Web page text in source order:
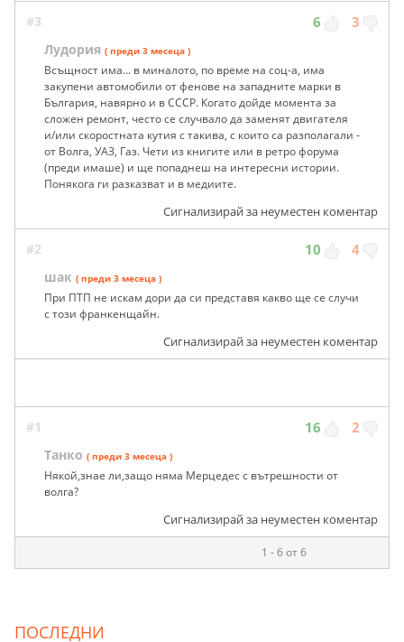
#3 6 3
Лудория ( преди 3 месеца )
Всъщност има... в миналото, по време на соц-а, има
закупени автомобили от фенове на западните марки в
България, навярно и в СССР. Когато дойде момента за
сложен ремонт, често се случвало да заменят двигателя
и/или скоростната кутия с такива, с които са разполагали -
от Волга, УАЗ, Газ. Чети из книгите или в ретро форума
(преди имаше) и ще попаднеш на интересни истории.
Понякога ги разказват и в медиите.
Сигнализирай за неуместен коментар
#2 10 4
шак ( преди 3 месеца )
При ПТП не искам дори да си представя какво ще се случи
с този франкенщайн.
Сигнализирай за неуместен коментар
#1 16 2
Танко ( преди 3 месеца )
Някой,знае ли,защо няма Мерцедес с вътрешности от
волга?
Сигнализирай за неуместен коментар
1 - 6 от 6
ПОСЛЕДНИ